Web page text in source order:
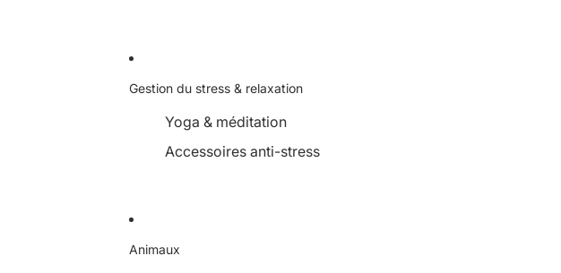
Gestion du stress & relaxation
Yoga & méditation
Accessoires anti-stress
Animaux